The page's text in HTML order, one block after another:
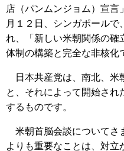
店（パンムンジョム）宣言
月１２日、シンガポール
れ、「新しい米朝関係の確
体制の構築と完全な非核化
日本共産党は、南北、
と、それによって開始され
するものです。
米朝首脳会談についてさ
よりも重要なことは、対立